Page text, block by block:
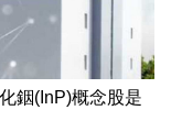
銦(InP)概念股是